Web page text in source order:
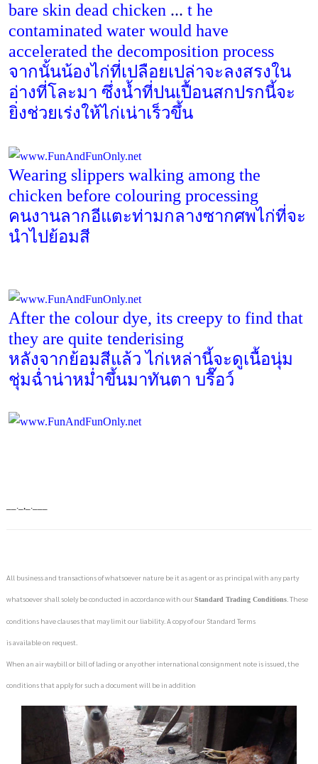
bare skin dead chicken ... t he
contaminated water would have
accelerated the decomposition process
จากนั้นน้องไก่ที่เปลือยเปล่าจะลงสรงใน
อ่างที่โละมา ซึ่งน้ำที่ปนเปื้อนสกปรกนี้จะ
ยิ่งช่วยเร่งให้ไก่เน่าเร็วขึ้น
Wearing slippers walking among the
chicken before colouring processing
คนงานลากอีแตะท่ามกลางซากศพไก่ที่จะ
นำไปย้อมสี
After the colour dye, its creepy to find that
they are quite tenderising
หลังจากย้อมสีแล้ว ไก่เหล่านี้จะดูเนื้อนุ่ม
ชุ่มฉ่ำน่าหม่ำขึ้นมาทันตา บรื๊อว์
__._,_.___
All business and transactions of whatsoever nature be it as agent or as principal with any party
whatsoever shall solely be conducted in accordance with ourStandard Trading Conditions. These
conditions have clauses that may limit our liability. A copy of our Standard Terms
is available on request.
When an air waybill or bill of lading or any other international consignment note is issued, the
conditions that apply for such a document will be in addition